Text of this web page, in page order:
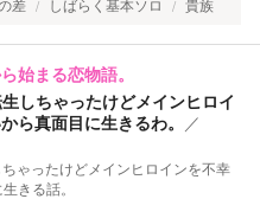
差 しばらく基本ソロ 貴族
始まる恋物語。
しちゃったけどメインヒロイ
ら真面目に生きるわ。 ／
ゃったけどメインヒロインを不幸
きる話。